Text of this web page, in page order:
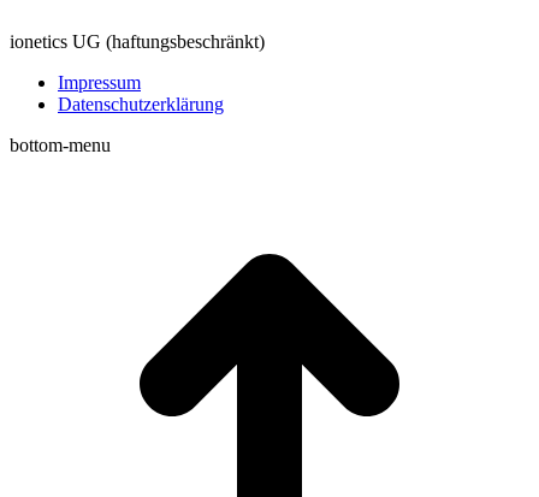
ionetics UG (haftungsbeschränkt)
Impressum
Datenschutzerklärung
bottom-menu